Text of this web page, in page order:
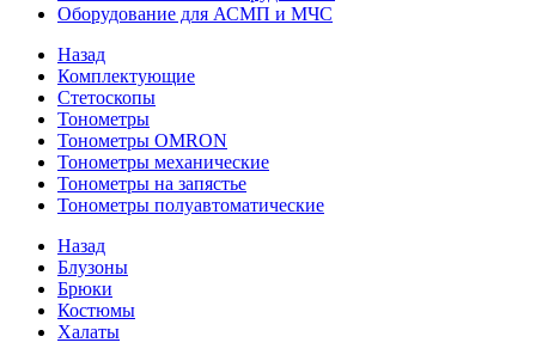
Оборудование для АСМП и МЧС
Назад
Комплектующие
Стетоскопы
Тонометры
Тонометры OMRON
Тонометры механические
Тонометры на запястье
Тонометры полуавтоматические
Назад
Блузоны
Брюки
Костюмы
Халаты